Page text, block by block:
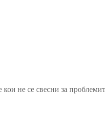
кои не се свесни за